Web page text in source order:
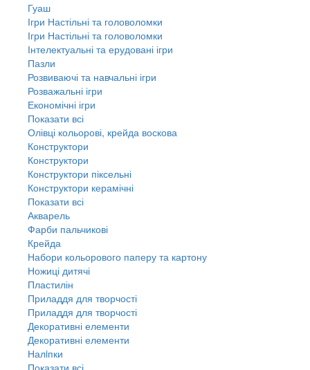
Гуаш
Ігри Настільні та головоломки
Ігри Настільні та головоломки
Інтелектуальні та ерудовані ігри
Пазли
Розвиваючі та навчальні ігри
Розважальні ігри
Економічні ігри
Показати всі
Олівці кольорові, крейда воскова
Конструктори
Конструктори
Конструктори піксельні
Конструктори керамічні
Показати всі
Акварель
Фарби пальчикові
Крейда
Набори кольорового паперу та картону
Ножиці дитячі
Пластилін
Приладдя для творчості
Приладдя для творчості
Декоративні елементи
Декоративні елементи
Налiпки